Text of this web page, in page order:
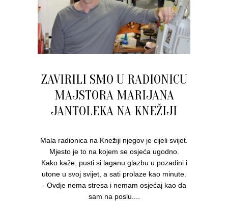
ZAVIRILI SMO U RADIONICU
MAJSTORA MARIJANA
JANTOLEKA NA KNEŽIJI
Mala radionica na Knežiji njegov je cijeli svijet.
Mjesto je to na kojem se osjeća ugodno.
Kako kaže, pusti si laganu glazbu u pozadini i
utone u svoj svijet, a sati prolaze kao minute.
- Ovdje nema stresa i nemam osjećaj kao da
sam na poslu....